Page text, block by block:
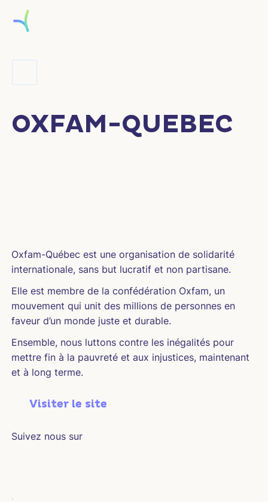
OXFAM-QUEBEC
Oxfam-Québec est une organisation de solidarité
internationale, sans but lucratif et non partisane.
Elle est membre de la confédération Oxfam, un
mouvement qui unit des millions de personnes en
faveur d’un monde juste et durable.
Ensemble, nous luttons contre les inégalités pour
mettre fin à la pauvreté et aux injustices, maintenant
et à long terme.
Visiter le site
Suivez nous sur